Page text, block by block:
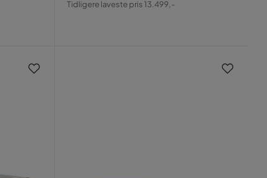
Tidligere laveste pris 13.499,-